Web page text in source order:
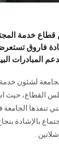
خدمة
فاروق تستعرض
المبادرات
لشئون خدمة
القطاع، حيث
تنفذها
بالإشادة
.